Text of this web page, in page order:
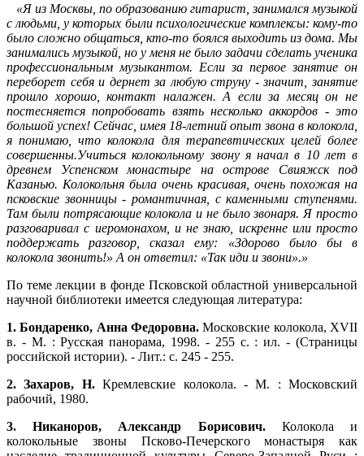
«Я из Москвы, по образованию гитарист, занимался музыкой
с людьми, у которых были психологические комплексы: кому-то
было сложно общаться, кто-то боялся выходить из дома. Мы
занимались музыкой, но у меня не было задачи сделать ученика
профессиональным музыкантом. Если за первое занятие он
переборет себя и дернет за любую струну - значит, занятие
прошло хорошо, контакт налажен. А если за месяц он не
постесняется попробовать взять несколько аккордов - это
большой успех! Сейчас, имея 18-летний опыт звона в колокола,
я понимаю, что колокола для терапевтических целей более
совершенны.Учиться колокольному звону я начал в 10 лет в
древнем Успенском монастыре на острове Свияжск под
Казанью. Колокольня была очень красивая, очень похожая на
псковские звонницы - романтичная, с каменными ступенями.
Там были потрясающие колокола и не было звонаря. Я просто
разговаривал с иеромонахом, и не знаю, искренне или просто
поддержать разговор, сказал ему: «Здорово было бы в
колокола звонить!» А он ответил: «Так иди и звони».»
По теме лекции в фонде Псковской областной универсальной
научной библиотеки имеется следующая литература:
1. Бондаренко, Анна Федоровна. Московские колокола, XVII
в. - М. : Русская панорама, 1998. - 255 с. : ил. - (Страницы
российской истории). - Лит.: с. 245 - 255.
2. Захаров, Н.Кремлевские колокола. - М. : Московский
рабочий, 1980.
3. Никаноров, Александр Борисович.Колокола и
колокольные звоны Псково-Печерского монастыря как